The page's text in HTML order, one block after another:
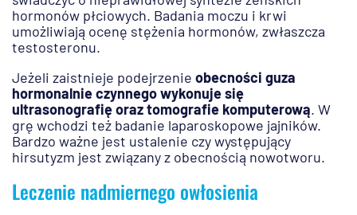
hormonów płciowych. Badania moczu i krwi
umożliwiają ocenę stężenia hormonów, zwłaszcza
testosteronu.
Jeżeli zaistnieje podejrzenie obecności guza
hormonalnie czynnego wykonuje się
ultrasonografię oraz tomografie komputerową. W
grę wchodzi też badanie laparoskopowe jajników.
Bardzo ważne jest ustalenie czy występujący
hirsutyzm jest związany z obecnością nowotworu.
Leczenie nadmiernego owłosienia